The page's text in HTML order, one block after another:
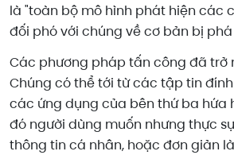
là "toàn bộ mô hình phát hiện các
đối phó với chúng về cơ bản bị phá
Các phương pháp tấn công đã trở
Chúng có thể tới từ các tập tin
các ứng dụng của bên thứ ba hứa
đó người dùng muốn nhưng thực
thông tin cá nhân, hoặc đơn giản